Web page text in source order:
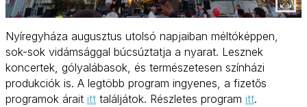
Nyíregyháza augusztus utolsó napjaiban méltóképpen,
sok-sok vidámsággal búcsúztatja a nyarat. Lesznek
koncertek, gólyalábasok, és természetesen színházi
produkciók is. A legtöbb program ingyenes, a fizetős
programok árait itt találjátok. Részletes program itt.